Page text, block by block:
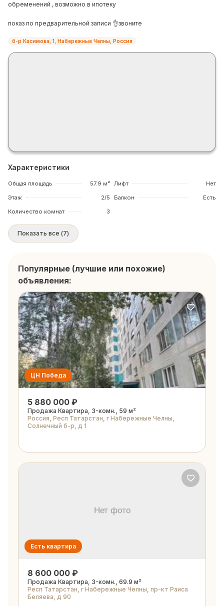
обременений , возможно в ипотеку
показ по предварительной записи 👌звоните
б-р Касимова, 1, Набережные Челны, Россия
Характеристики
Общая площадь
57.9 м²
Этаж
2/5
Количество комнат
3
Лифт
Нет
Балкон
Есть
Показать все (7)
Популярные (лучшие или похожие)
объявления:
ЦН Победа
5 880 000 ₽
Продажа Квартира, 3-комн., 59 м²
Россия, Респ Татарстан, г Набережные Челны,
Солнечный б-р, д 1
Есть квартира
8 600 000 ₽
Продажа Квартира, 3-комн., 69.9 м²
Респ Татарстан, г Набережные Челны, пр-кт Раиса
Беляева, д 90